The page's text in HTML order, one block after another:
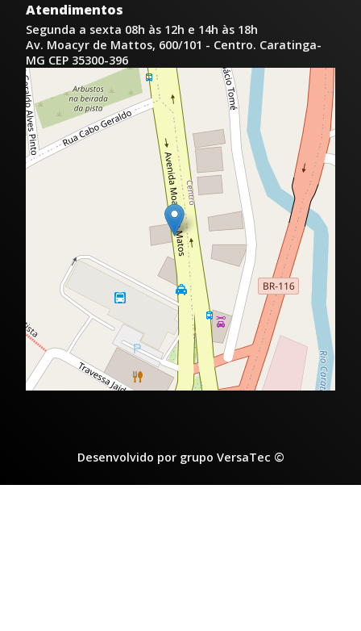
Atendimentos
Segunda a sexta 08h às 12h e 14h às 18h
Av. Moacyr de Mattos, 600/101 - Centro. Caratinga-
MG CEP 35300-396
Desenvolvido por grupo VersaTec ©